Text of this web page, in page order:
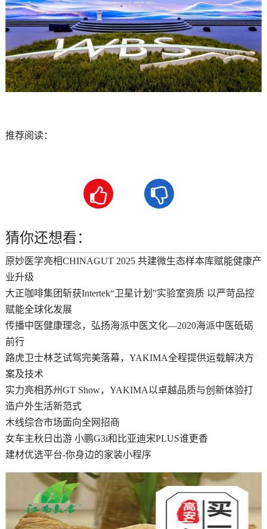
推荐阅读：
 
猜你还想看：
原妙医学亮相CHINAGUT 2025 共建微生态样本库赋能健康产
业升级
大正咖啡集团斩获Intertek“卫星计划”实验室资质 以严苛品控
赋能全球化发展
传播中医健康理念，弘扬海派中医文化—2020海派中医砥砺
前行
路虎卫士林芝试驾完美落幕，YAKIMA全程提供运载解决方
案及技术
实力亮相苏州GT Show，YAKIMA以卓越品质与创新体验打
造户外生活新范式
木线综合市场面向全网招商
女车主秋日出游 小鹏G3i和比亚迪宋PLUS谁更香
建材优选平台-你身边的家装小程序